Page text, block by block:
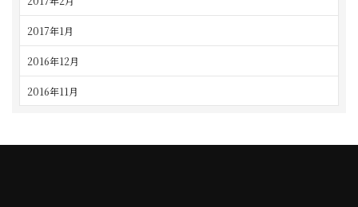
2017年1月
2016年12月
2016年11月